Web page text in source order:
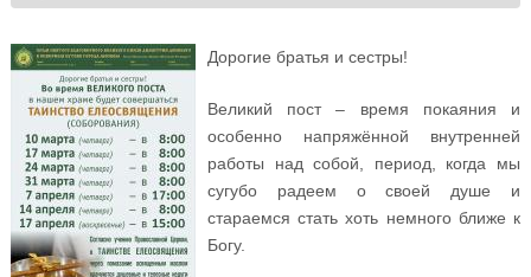
Дорогие братья и сестры!
Великий пост – время покаяния и
особенно напряжённой внутренней
работы над собой, период, когда мы
сугубо радеем о своей душе и
стараемся стать хоть немного ближе к
Богу.